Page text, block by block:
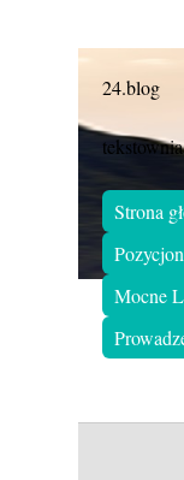
24.blog
Strona
Mocne